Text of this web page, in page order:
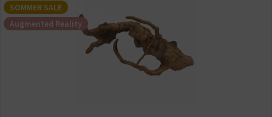
SOMMER SALE
Augmented Reality